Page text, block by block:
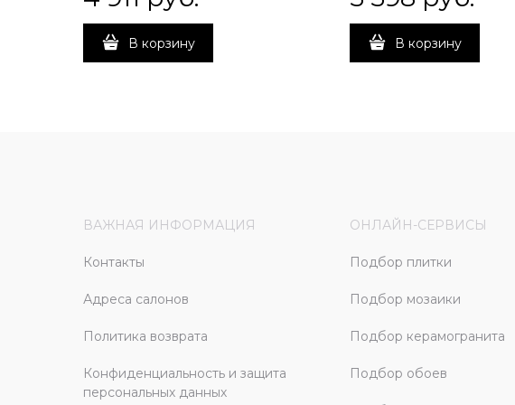
В корзину В корзину
ВАЖНАЯ ИНФОРМАЦИЯ
Контакты
Адреса салонов
Политика возврата
Конфиденциальность и защита
персональных данных
ОНЛАЙН-СЕРВИСЫ
Подбор плитки
Подбор мозаики
Подбор керамогранита
Подбор обоев